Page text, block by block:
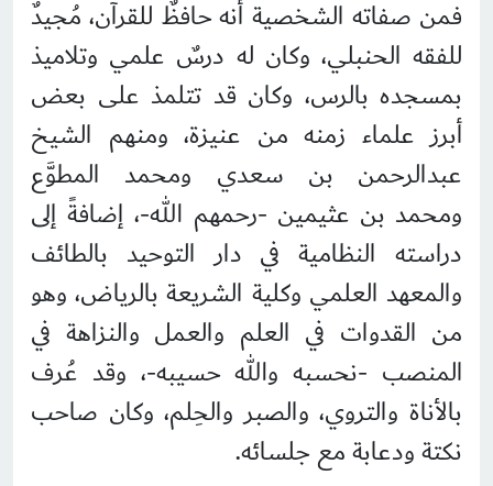
فمن صفاته الشخصية أنه حافظٌ للقرآن، مُجيدٌ
للفقه الحنبلي، وكان له درسٌ علمي وتلاميذ
بمسجده بالرس، وكان قد تتلمذ على بعض
أبرز علماء زمنه من عنيزة، ومنهم الشيخ
عبدالرحمن بن سعدي ومحمد المطوَّع
ومحمد بن عثيمين -رحمهم الله-، إضافةً إلى
دراسته النظامية في دار التوحيد بالطائف
والمعهد العلمي وكلية الشريعة بالرياض، وهو
من القدوات في العلم والعمل والنزاهة في
المنصب -نحسبه والله حسيبه-، وقد عُرف
بالأناة والتروي، والصبر والحِلم، وكان صاحب
نكتة ودعابة مع جلسائه.